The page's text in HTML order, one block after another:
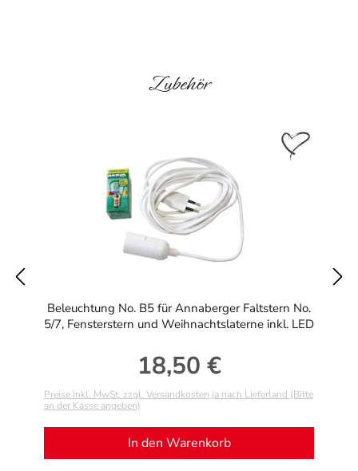
Produktgalerie überspringen
Zubehör
Beleuchtung No. B5 für Annaberger Faltstern No.
5/7, Fensterstern und Weihnachtslaterne inkl. LED
Regulärer Preis:
18,50 €
Preise inkl. MwSt. zzgl. Versandkosten ja nach Lieferland (Bitte
an der Kasse angeben)
In den Warenkorb